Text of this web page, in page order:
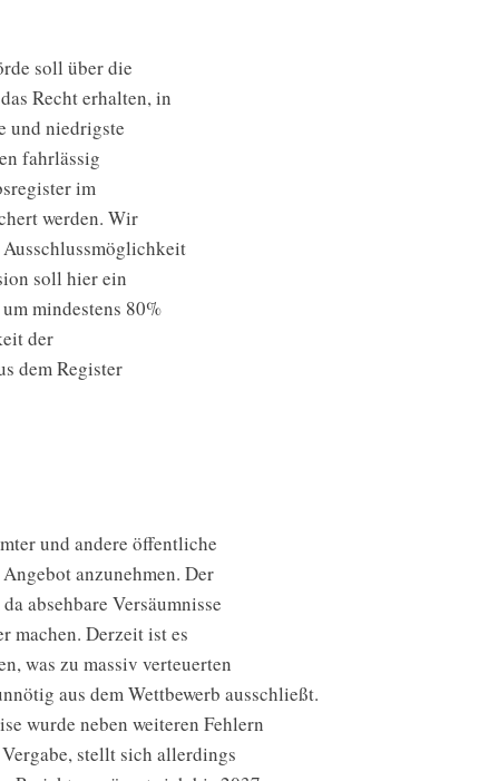
soll überdie
das Rechterhalten,in
und niedrigste
fahrlässig
im
werden. Wir
Ausschlussmöglichkeit
soll hierein
ummindestens 80%
der
demRegister
und andere öffentliche
Angebotanzunehmen. Der
daabsehbare Versäumnisse
machen. Derzeitistes
was zu massiv verteuerten
aus demWettbewerb ausschließt.
wurde neben weiteren Fehlern
Vergabe, stellt sich allerdings